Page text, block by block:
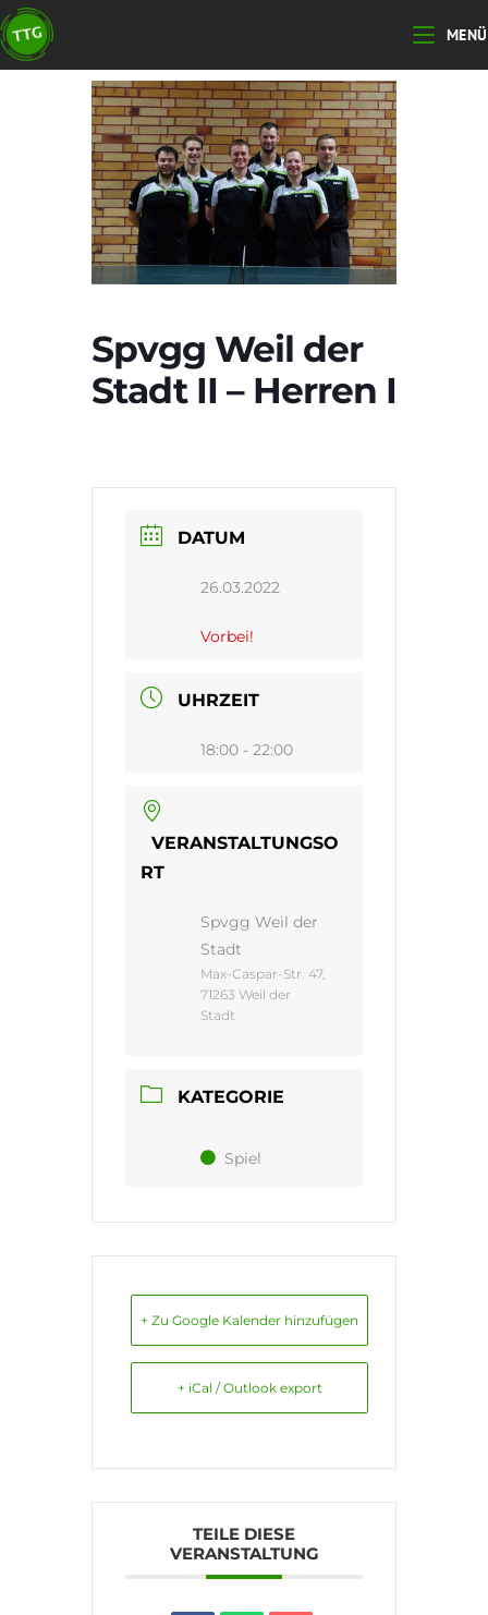
Zum
Inhalt
springen
MENÜ
Spvgg Weil der
Stadt II – Herren I
DATUM
26.03.2022
Vorbei!
UHRZEIT
18:00 - 22:00
VERANSTALTUNGSO
RT
Spvgg Weil der
Stadt
Max-Caspar-Str. 47,
71263 Weil der
Stadt
KATEGORIE
Spiel
+ Zu Google Kalender hinzufügen
+ iCal / Outlook export
TEILE DIESE
VERANSTALTUNG